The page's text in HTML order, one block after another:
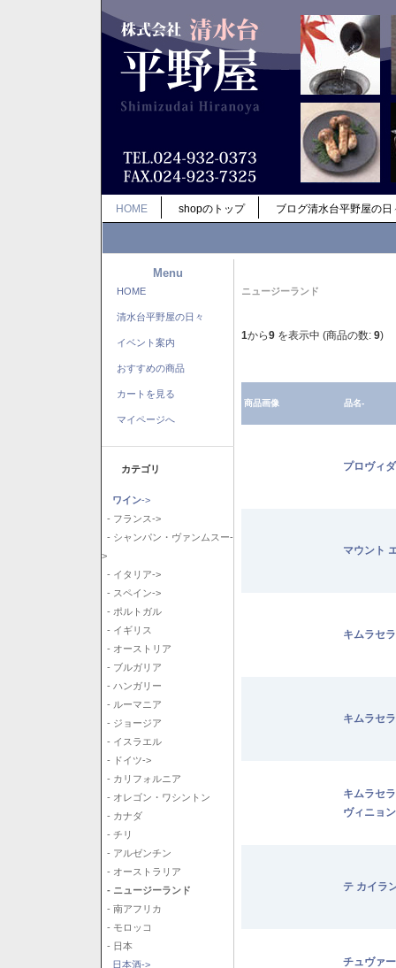
HOME shopのトップ ブログ清水台平野屋の日
Menu
HOME
清水台平野屋の日々
イベント案内
おすすめの商品
カートを見る
マイページへ
カテゴリ
ワイン->
- フランス->
- シャンパン・ヴァンムスー-
>
- イタリア->
- スペイン->
- ポルトガル
- イギリス
- オーストリア
- ブルガリア
- ハンガリー
- ルーマニア
- ジョージア
- イスラエル
- ドイツ->
- カリフォルニア
- オレゴン・ワシントン
- カナダ
- チリ
- アルゼンチン
- オーストラリア
- ニュージーランド
- 南アフリカ
- モロッコ
- 日本
日本酒->
ニュージーランド
1から9 を表示中 (商品の数: 9)
商品画像 品名-
プロヴィ
マウント
キムラセ
キムラセ
キムラセ
ヴィニョ
テ カイ
チュヴァ